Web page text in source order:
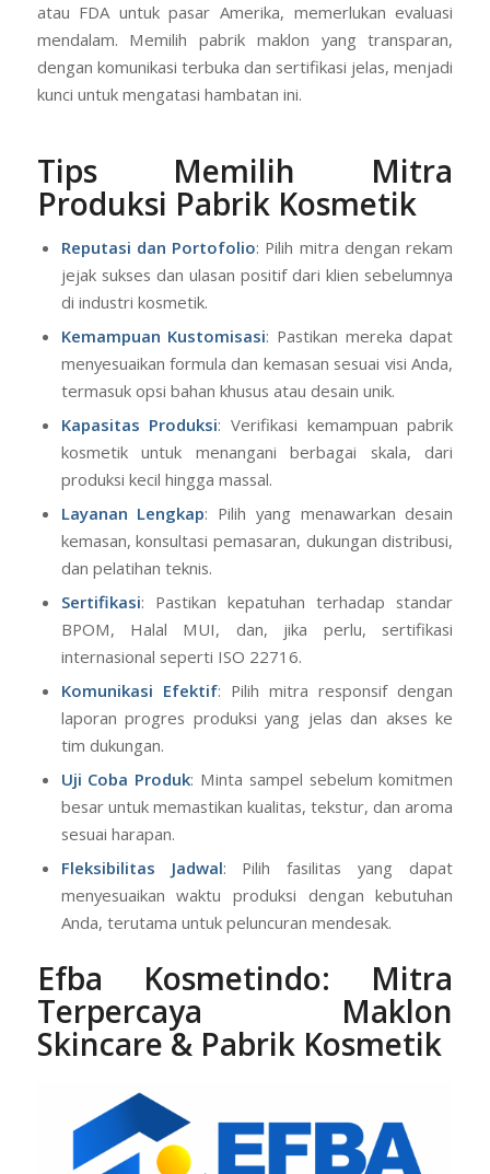
atau FDA untuk pasar Amerika, memerlukan evaluasi
mendalam. Memilih pabrik maklon yang transparan,
dengan komunikasi terbuka dan sertifikasi jelas, menjadi
kunci untuk mengatasi hambatan ini.
Tips Memilih Mitra
Produksi Pabrik Kosmetik
Reputasi dan Portofolio: Pilih mitra dengan rekam
jejak sukses dan ulasan positif dari klien sebelumnya
di industri kosmetik.
Kemampuan Kustomisasi: Pastikan mereka dapat
menyesuaikan formula dan kemasan sesuai visi Anda,
termasuk opsi bahan khusus atau desain unik.
Kapasitas Produksi: Verifikasi kemampuan pabrik
kosmetik untuk menangani berbagai skala, dari
produksi kecil hingga massal.
Layanan Lengkap: Pilih yang menawarkan desain
kemasan, konsultasi pemasaran, dukungan distribusi,
dan pelatihan teknis.
Sertifikasi: Pastikan kepatuhan terhadap standar
BPOM, Halal MUI, dan, jika perlu, sertifikasi
internasional seperti ISO 22716.
Komunikasi Efektif: Pilih mitra responsif dengan
laporan progres produksi yang jelas dan akses ke
tim dukungan.
Uji Coba Produk: Minta sampel sebelum komitmen
besar untuk memastikan kualitas, tekstur, dan aroma
sesuai harapan.
Fleksibilitas Jadwal: Pilih fasilitas yang dapat
menyesuaikan waktu produksi dengan kebutuhan
Anda, terutama untuk peluncuran mendesak.
Efba Kosmetindo: Mitra
Terpercaya Maklon
Skincare & Pabrik Kosmetik